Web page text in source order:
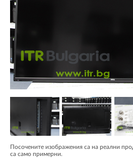
Посочените изображения са на реални
са само примерни.